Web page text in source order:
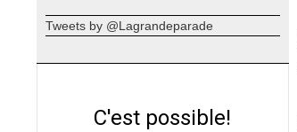
Tweets by @Lagrandeparade
C'est possible!